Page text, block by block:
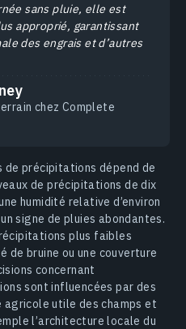
sans pluie, elle est
approprié, garantissant
des engrais et d’autres
chez Complete
de précipitations dépend de
de précipitations de dix
humidité relative d’environ
signe de pluies abondantes.
plus faibles
bruine ou une couverture
concernant
sont influencées par des
utile des champs et
l’architecture locale du